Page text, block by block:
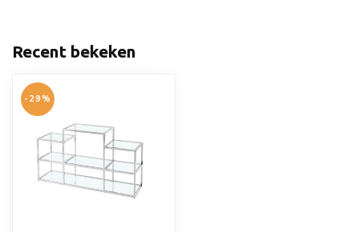
Recent bekeken
-29%